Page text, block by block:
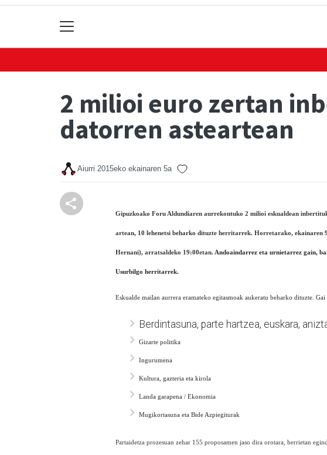
2 milioi euro zertan
datorren asteartean
Aiurri 2015eko ekainaren 5a
Gipuzkoako Foru Aldundiaren aurrekontuko 2 milioi eskualdean
artean, 10 lehenetsi beharko dituzte herritarrek. Horretarako, ekainaren
Hernani), arratsaldeko 19:00etan. Andoaindarrez eta urnietarrez gain,
Usurbilgo herritarrek.
Eskualde mailan aurrera eramateko egitasmoak aukeratu beharko dituzte.
Berdintasuna, parte hartzea, euskara,
Gizarte politika
Ingurumena
Kultura, gazteria eta kirola
Landa garapena / Ekonomia
Mugikortasuna eta Bide Azpiegiturak
Partaidetza prozesuan zehar 155 proposamen jaso dira orotara, herrietan